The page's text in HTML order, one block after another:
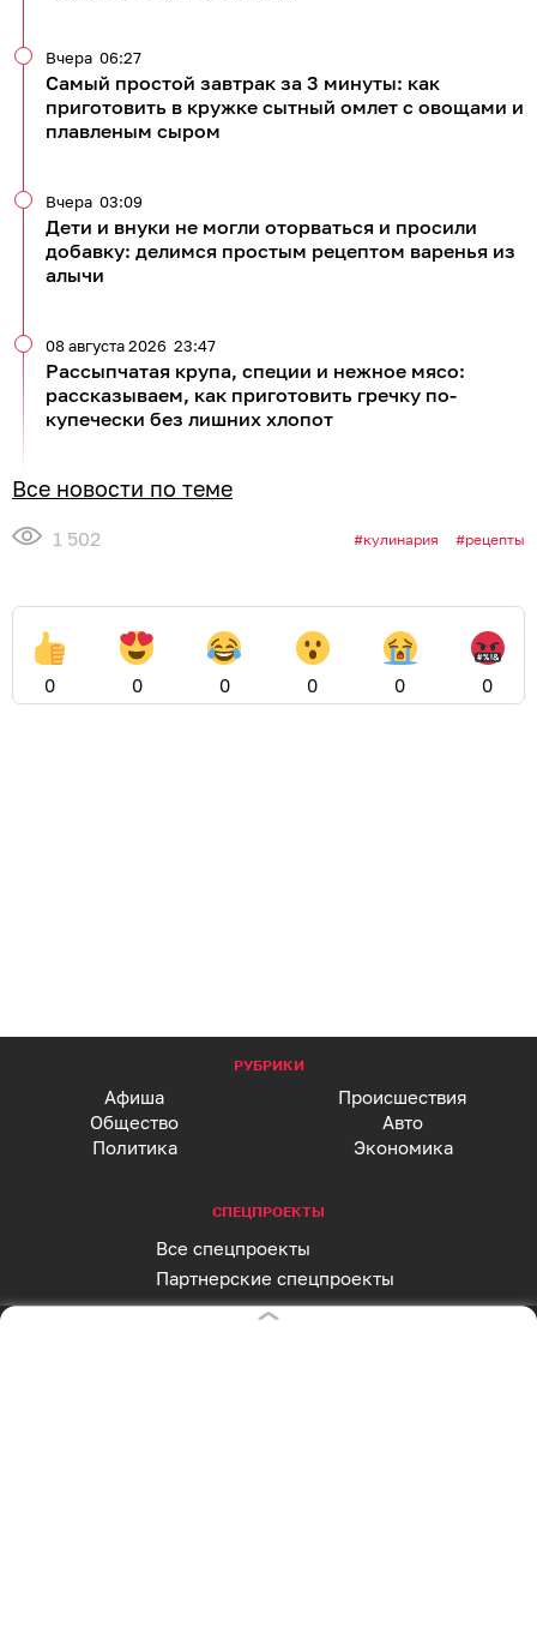
Самый простой завтрак за 3 минуты: как
приготовить в кружке сытный омлет с овощами и
плавленым сыром
Вчера 06:27
Дети и внуки не могли оторваться и просили
добавку: делимся простым рецептом варенья из
алычи
Вчера 03:09
Рассыпчатая крупа, специи и нежное мясо:
рассказываем, как приготовить гречку по-
купечески без лишних хлопот
08 августа 2026 23:47
Все новости по теме
1 502 кулинария рецепты
0 0 0 0 0 0
РУБРИКИ
Афиша
Происшествия
Общество
Авто
Политика
Экономика
СПЕЦПРОЕКТЫ
Все спецпроекты
Партнерские спецпроекты
АФИША